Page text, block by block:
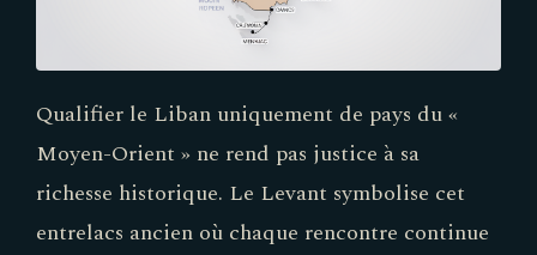
Qualifier le Liban uniquement de pays du «
Moyen-Orient » ne rend pas justice à sa
richesse historique. Le Levant symbolise cet
entrelacs ancien où chaque rencontre continue